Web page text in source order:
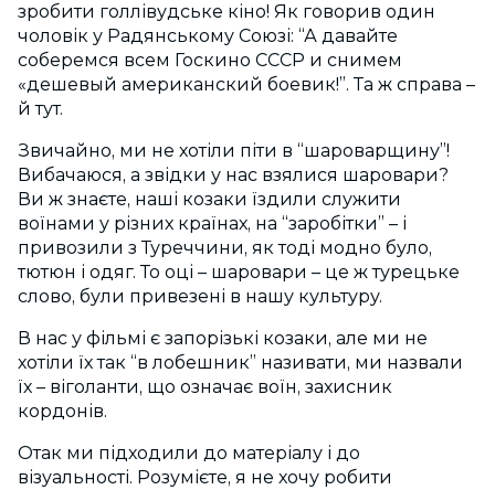
зробити голлівудське кіно! Як говорив один
чоловік у Радянському Союзі: “А давайте
соберемся всем Госкино СССР и снимем
«дешевый американский боевик!”. Та ж справа –
й тут.
Звичайно, ми не хотіли піти в “шароварщину”!
Вибачаюся, а звідки у нас взялися шаровари?
Ви ж знаєте, наші козаки їздили служити
воїнами у різних країнах, на “заробітки” – і
привозили з Туреччини, як тоді модно було,
тютюн і одяг. То оці – шаровари – це ж турецьке
слово, були привезені в нашу культуру.
В нас у фільмі є запорізькі козаки, але ми не
хотіли їх так “в лобешник” називати, ми назвали
їх – віголанти, що означає воїн, захисник
кордонів.
Отак ми підходили до матеріалу і до
візуальності. Розумієте, я не хочу робити